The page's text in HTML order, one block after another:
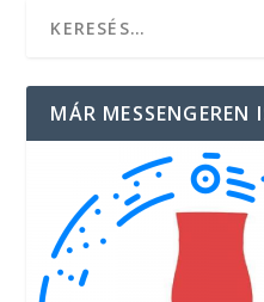
MÁR MESSENGEREN